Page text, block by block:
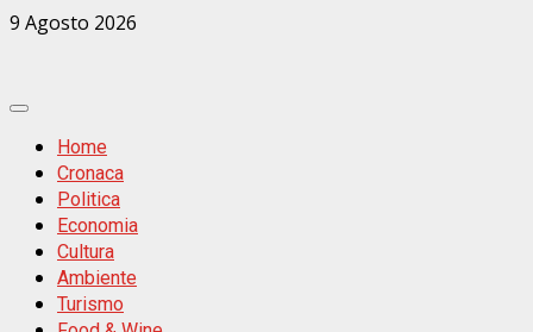
Zum
9 Agosto 2026
Primäres
MenüHome
Cronaca
Politica
Economia
Cultura
Ambiente
Turismo